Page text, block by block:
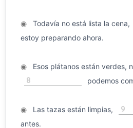
◉Todavía no está lista la cena,
estoy preparando ahora.
◉Esos plátanos están verdes,
8 podemos
◉Las tazas están limpias, 9
antes.